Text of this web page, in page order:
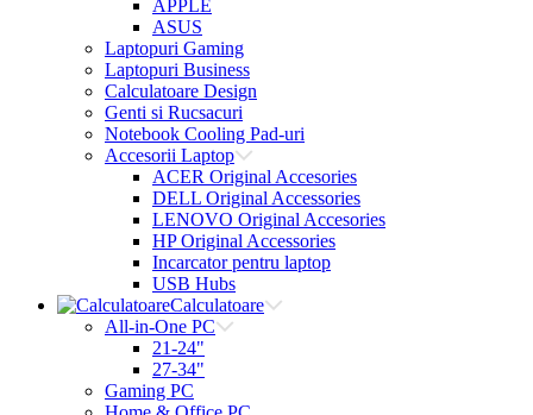
APPLE
ASUS
Laptopuri Gaming
Laptopuri Business
Calculatoare Design
Genti si Rucsacuri
Notebook Cooling Pad-uri
Accesorii Laptop
ACER Original Accesories
DELL Original Accessories
LENOVO Original Accesories
HP Original Accessories
Incarcator pentru laptop
USB Hubs
Calculatoare
All-in-One PC
21-24"
27-34"
Gaming PC